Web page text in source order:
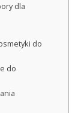
dla
do
do